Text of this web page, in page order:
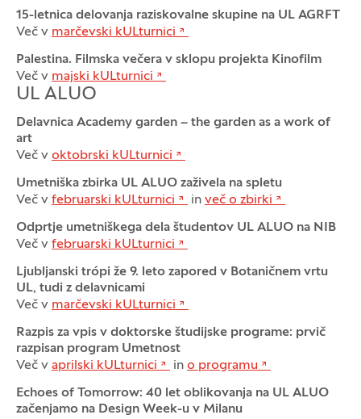
15-letnica delovanja raziskovalne skupine na UL AGRFT
Več v marčevski kULturnici
Palestina. Filmska večera v sklopu projekta Kinofilm
Več v majski kULturnici
UL ALUO
Delavnica Academy garden – the garden as a work of
art
Več v oktobrski kULturnici
Umetniška zbirka UL ALUO zaživela na spletu
Več v februarski kULturnici in več o zbirki
Odprtje umetniškega dela študentov UL ALUO na NIB
Več v februarski kULturnici
Ljubljanski trópi že 9. leto zapored v Botaničnem vrtu
UL, tudi z delavnicami
Več v marčevski kULturnici
Razpis za vpis v doktorske študijske programe: prvič
razpisan program Umetnost
Več v aprilski kULturnici in o programu
Echoes of Tomorrow: 40 let oblikovanja na UL ALUO
začenjamo na Design Week-u v Milanu